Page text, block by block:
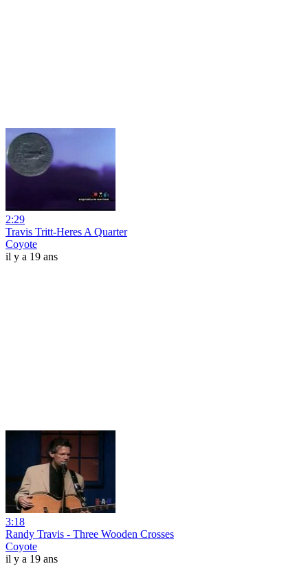
2:29
Travis Tritt-Heres A Quarter
Coyote
il y a 19 ans
3:18
Randy Travis - Three Wooden Crosses
Coyote
il y a 19 ans